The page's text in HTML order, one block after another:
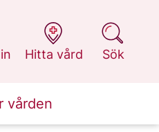
Hitta vård
på 1177.se
Sök
på 1177.se
vården